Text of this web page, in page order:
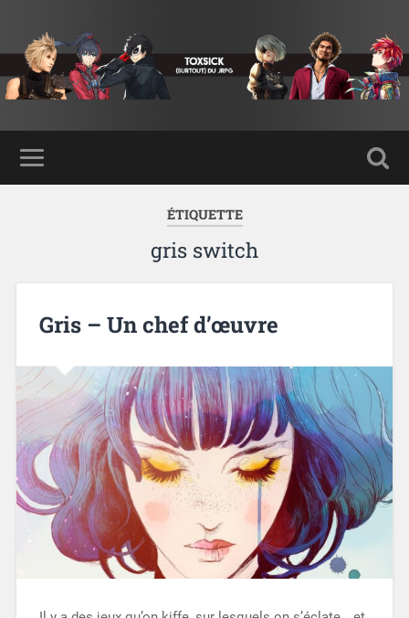
ÉTIQUETTE
gris switch
Gris – Un chef d’œuvre